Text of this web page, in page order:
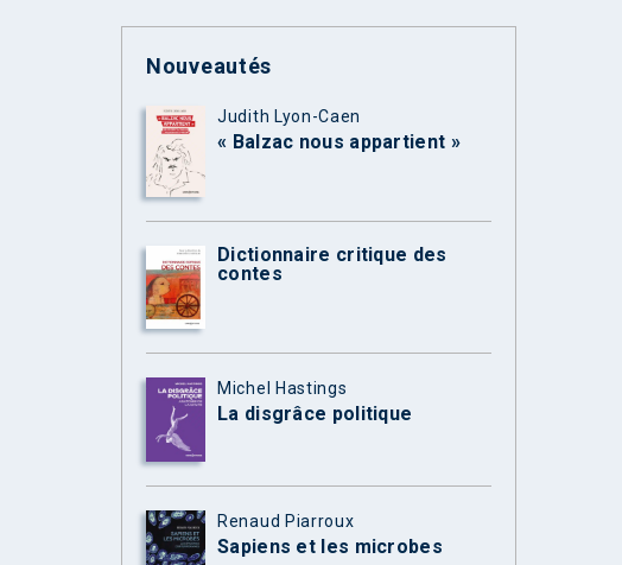
Nouveautés
Judith Lyon-Caen
« Balzac nous appartient »
Dictionnaire critique des
contes
Michel Hastings
La disgrâce politique
Renaud Piarroux
Sapiens et les microbes